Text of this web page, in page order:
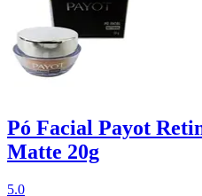
Pó Facial Payot
Matte 20g
5.0